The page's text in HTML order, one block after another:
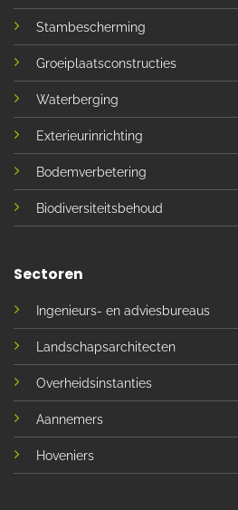
Stambescherming
Groeiplaatsconstructies
Waterberging
Exterieurinrichting
Bodemverbetering
Biodiversiteitsbehoud
Sectoren
Ingenieurs- en adviesbureaus
Landschapsarchitecten
Overheidsinstanties
Aannemers
Hoveniers